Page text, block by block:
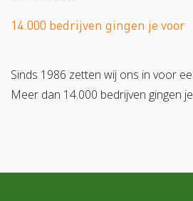
14.000 bedrijven gingen je voor
Sinds 1986 zetten wij ons in voor
Meer dan 14.000 bedrijven gingen